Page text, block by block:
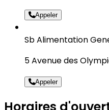
Appeler
Sb Alimentation
5 Avenue des
Appeler
Horaires